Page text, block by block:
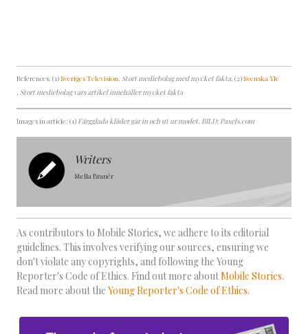
References: (1) Sveriges Television, Stort mediebolag med mycket fakta, (2) Svenska Yle
, Stort mediebolag vars artikel innehåller mycket fakta
Images in article: (1) Färgglada kläder går in och ut ur modet. BILD: Paxels.com
Writers
Stella Branér
As contributors to Mobile Stories, we adhere to its editorial
guidelines. This involves verifying our sources, ensuring we
don't violate any copyrights, and following the Young
Reporter's Code of Ethics. Find out more aboutMobile Stories.
Read more about the Young Reporter's Code of Ethics.